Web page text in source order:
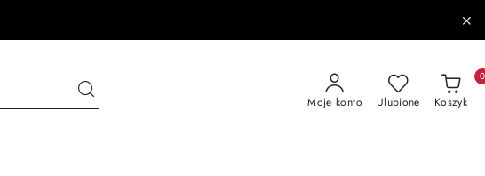
Moje konto Ulubione Koszyk
0